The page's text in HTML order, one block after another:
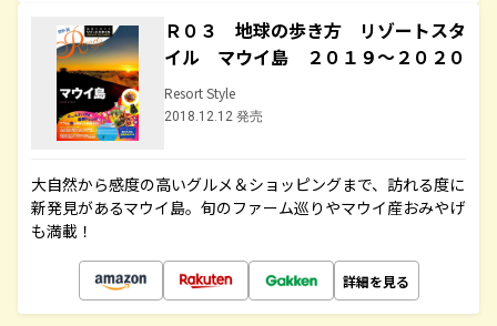
Ｒ０３ 地球の歩き方 リゾートスタ
イル マウイ島 ２０１９～２０２０
Resort Style
2018.12.12 発売
大自然から感度の高いグルメ＆ショッピングまで、訪れる度に
新発見があるマウイ島。旬のファーム巡りやマウイ産おみやげ
も満載！
詳細を見る